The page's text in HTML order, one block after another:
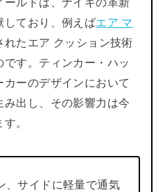
しており、例えばエア マ
れたエア クッション技術
す。ティンカー・ハッ
カーのデザインにおいて
出し、その影響力は今
。
、サイドに軽量で通気